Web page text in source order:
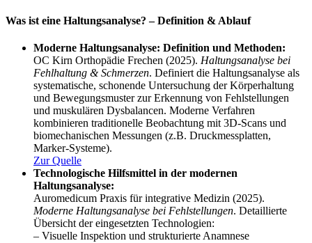
Was ist eine Haltungsanalyse? – Definition & Ablauf
Moderne Haltungsanalyse: Definition und Methoden:
OC Kirn Orthopädie Frechen (2025). Haltungsanalyse bei
Fehlhaltung & Schmerzen. Definiert die Haltungsanalyse als
systematische, schonende Untersuchung der Körperhaltung
und Bewegungsmuster zur Erkennung von Fehlstellungen
und muskulären Dysbalancen. Moderne Verfahren
kombinieren traditionelle Beobachtung mit 3D-Scans und
biomechanischen Messungen (z.B. Druckmessplatten,
Marker-Systeme).
Zur Quelle
Technologische Hilfsmittel in der modernen
Haltungsanalyse:
Auromedicum Praxis für integrative Medizin (2025).
Moderne Haltungsanalyse bei Fehlstellungen. Detaillierte
Übersicht der eingesetzten Technologien:
– Visuelle Inspektion und strukturierte Anamnese